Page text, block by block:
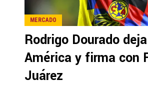
MERCADO
Rodrigo Dourado
América y firma con
Juárez